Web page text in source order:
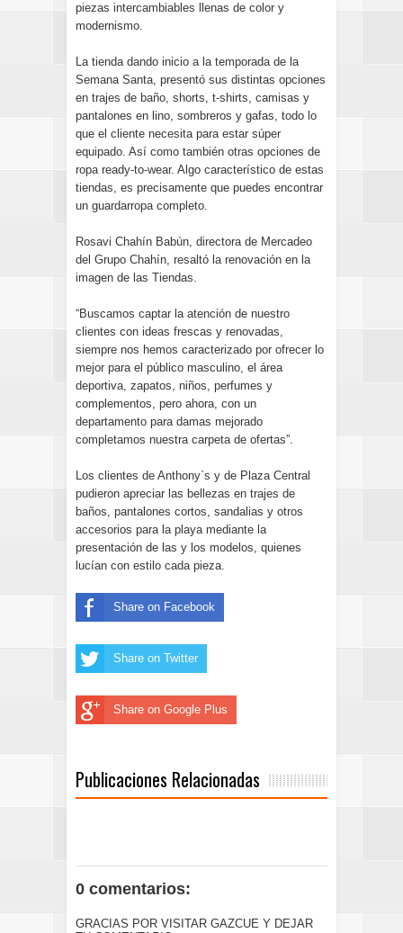
piezas intercambiables llenas de color y
modernismo.
La tienda dando inicio a la temporada de la
Semana Santa, presentó sus distintas opciones
en trajes de baño, shorts, t-shirts, camisas y
pantalones en lino, sombreros y gafas, todo lo
que el cliente necesita para estar súper
equipado. Así como también otras opciones de
ropa ready-to-wear. Algo característico de estas
tiendas, es precisamente que puedes encontrar
un guardarropa completo.
Rosavi Chahín Babún, directora de Mercadeo
del Grupo Chahín, resaltó la renovación en la
imagen de las Tiendas.
“Buscamos captar la atención de nuestro
clientes con ideas frescas y renovadas,
siempre nos hemos caracterizado por ofrecer lo
mejor para el público masculino, el área
deportiva, zapatos, niños, perfumes y
complementos, pero ahora, con un
departamento para damas mejorado
completamos nuestra carpeta de ofertas”.
Los clientes de Anthony`s y de Plaza Central
pudieron apreciar las bellezas en trajes de
baños, pantalones cortos, sandalias y otros
accesorios para la playa mediante la
presentación de las y los modelos, quienes
lucían con estilo cada pieza.
Share on Facebook
Share on Twitter
Share on Google Plus
Publicaciones Relacionadas
0 comentarios:
GRACIAS POR VISITAR GAZCUE Y DEJAR